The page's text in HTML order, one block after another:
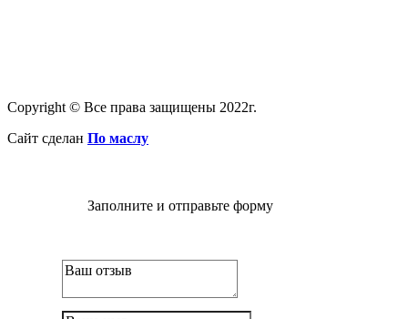
Copyright © Все права защищены 2022г.
Сайт сделан По маслу
Заполните и отправьте форму